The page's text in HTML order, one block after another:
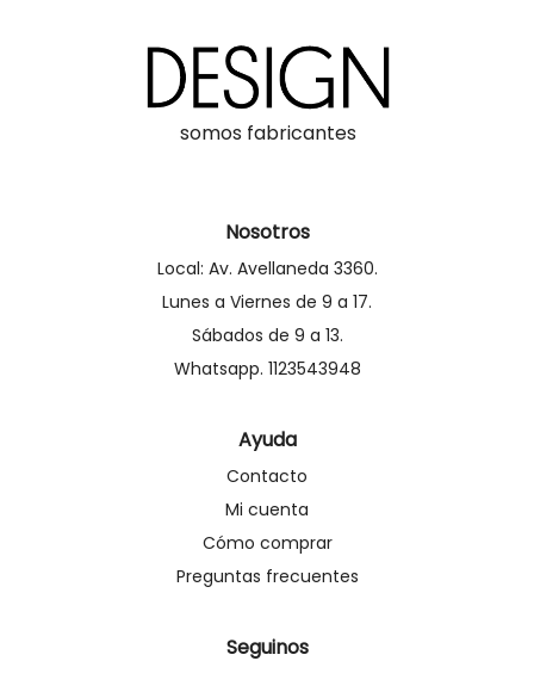
somos fabricantes
Nosotros
Local: Av. Avellaneda 3360.
Lunes a Viernes de 9 a 17.
Sábados de 9 a 13.
Whatsapp. 1123543948
Ayuda
Contacto
Mi cuenta
Cómo comprar
Preguntas frecuentes
Seguinos